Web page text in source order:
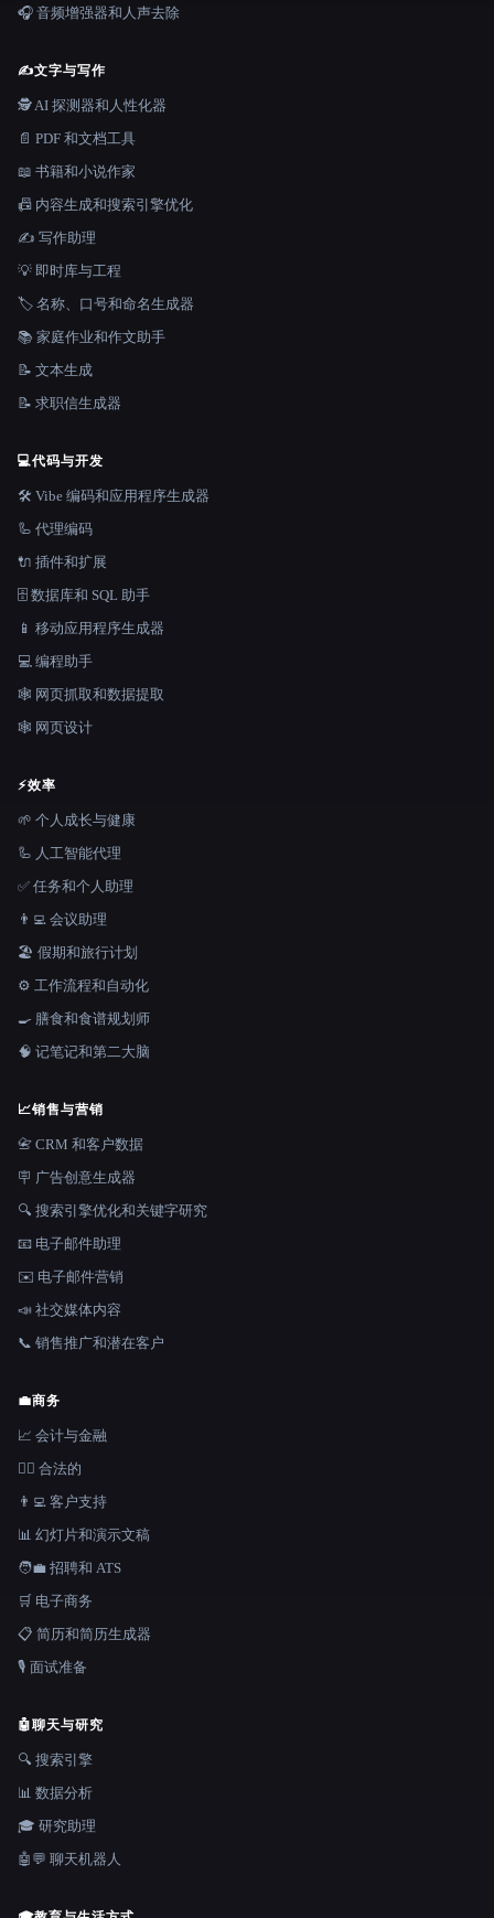
🎧 音频增强器和人声去除
✍️文字与写作
🕵️ AI 探测器和人性化器
📄 PDF 和文档工具
📖 书籍和小说作家
📠 内容生成和搜索引擎优化
✍️ 写作助理
💡 即时库与工程
🏷️ 名称、口号和命名生成器
📚 家庭作业和作文助手
📝 文本生成
📝 求职信生成器
💻代码与开发
🛠️ Vibe 编码和应用程序生成器
🦾 代理编码
🔌 插件和扩展
🗄️ 数据库和 SQL 助手
📱 移动应用程序生成器
💻 编程助手
🕸️ 网页抓取和数据提取
🕸 网页设计
⚡效率
🌱 个人成长与健康
🦾 人工智能代理
✅ 任务和个人助理
👨‍💻 会议助理
🏖 假期和旅行计划
⚙️ 工作流程和自动化
🍳 膳食和食谱规划师
🧠 记笔记和第二大脑
📈销售与营销
📇 CRM 和客户数据
🪧 广告创意生成器
🔍 搜索引擎优化和关键字研究
📧 电子邮件助理
✉️ 电子邮件营销
📣 社交媒体内容
📞 销售推广和潜在客户
💼商务
📈 会计与金融
👩‍⚖️ 合法的
👨‍💻 客户支持
📊 幻灯片和演示文稿
🧑‍💼 招聘和 ATS
🛒 电子商务
📋 简历和简历生成器
🎙️ 面试准备
🤖聊天与研究
🔍 搜索引擎
📊 数据分析
🎓 研究助理
🤖💬 聊天机器人